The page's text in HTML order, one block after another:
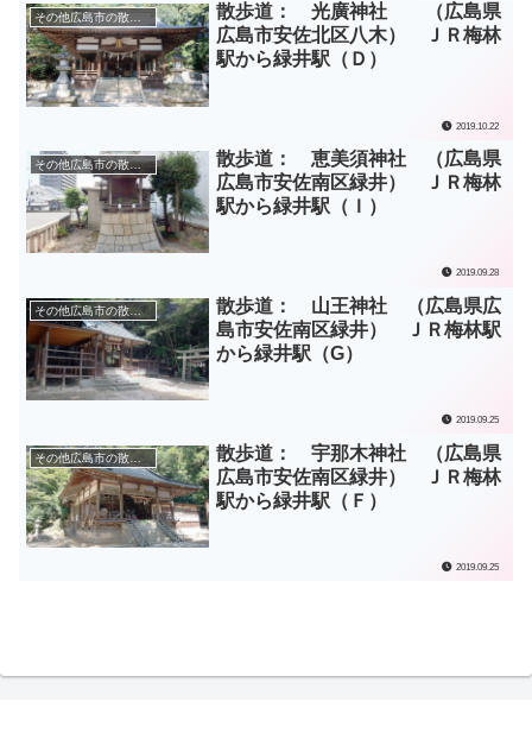
その他広島市の散歩道
散歩道： 光廣神社 （広島県
広島市安佐北区八木） ＪＲ梅林
駅から緑井駅（Ｄ）
2019.10.22
その他広島市の散歩道
散歩道： 恵美須神社 （広島県
広島市安佐南区緑井） ＪＲ梅林
駅から緑井駅（Ｉ）
2019.09.28
その他広島市の散歩道
散歩道： 山王神社 （広島県広
島市安佐南区緑井） ＪＲ梅林駅
から緑井駅（G）
2019.09.25
その他広島市の散歩道
散歩道： 宇那木神社 （広島県
広島市安佐南区緑井） ＪＲ梅林
駅から緑井駅（Ｆ）
2019.09.25